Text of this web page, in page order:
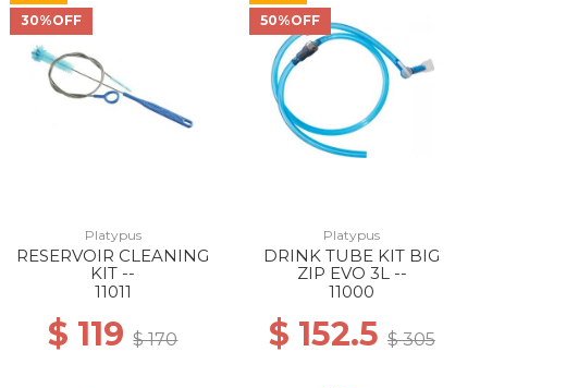
30%OFF
Platypus
RESERVOIR CLEANING
KIT --
11011
$ 119$ 170
50%OFF
Platypus
DRINK TUBE KIT BIG
ZIP EVO 3L --
11000
$ 152.5 $ 305